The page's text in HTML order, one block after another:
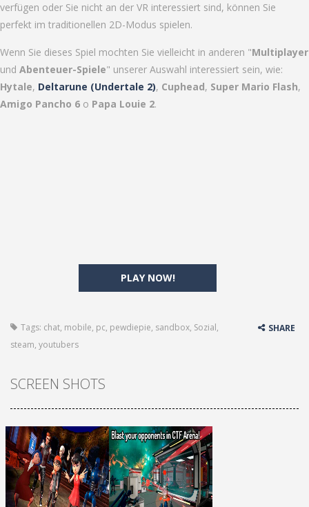
PLAY NOW!
verfügen oder Sie nicht an der VR interessiert sind, können Sie
perfekt im traditionellen 2D-Modus spielen.
Wenn Sie dieses Spiel mochten Sie vielleicht in anderen "Multiplayer
und Abenteuer-Spiele" unserer Auswahl interessiert sein, wie:
Hytale, Deltarune (Undertale 2), Cuphead, Super Mario Flash,
Amigo Pancho 6 o Papa Louie 2.
Tags: chat, mobile, pc, pewdiepie, sandbox, Sozial,
steam, youtubers
SHARE
SCREEN SHOTS